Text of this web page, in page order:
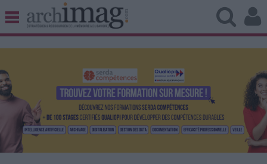
BIBLIOTHÈQUE ÉDITION
UNIVERS DATA
TRAVAIL COLLABORATIF
VIE NUMÉRIQUE
NUMÉRIQUE RESPONSABLE